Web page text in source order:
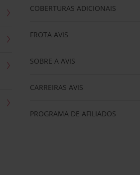
COBERTURAS ADICIONAIS
FROTA AVIS
SOBRE A AVIS
CARREIRAS AVIS
PROGRAMA DE AFILIADOS